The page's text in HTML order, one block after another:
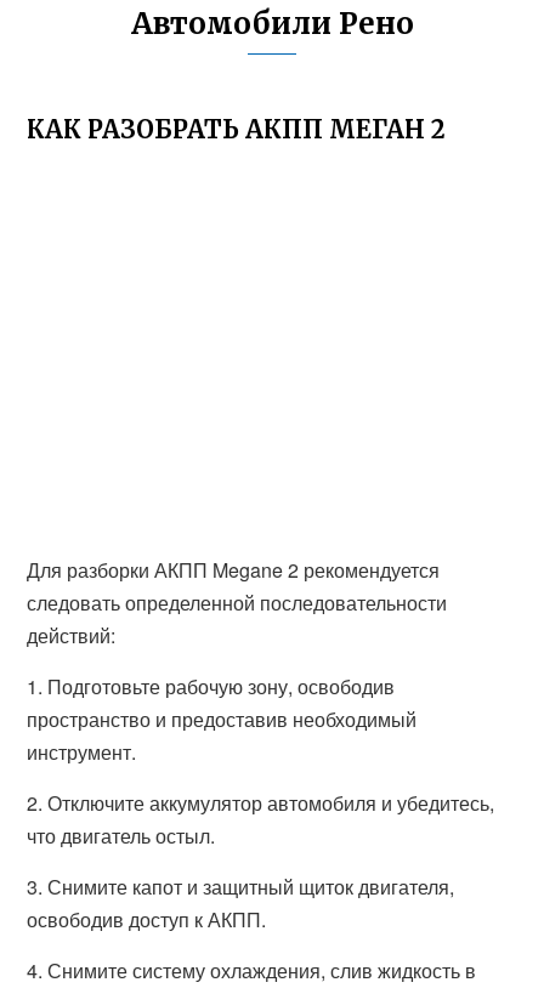
Автомобили Рено
КАК РАЗОБРАТЬ АКПП МЕГАН 2
Для разборки АКПП Megane 2 рекомендуется
следовать определенной последовательности
действий:
1. Подготовьте рабочую зону, освободив
пространство и предоставив необходимый
инструмент.
2. Отключите аккумулятор автомобиля и убедитесь,
что двигатель остыл.
3. Снимите капот и защитный щиток двигателя,
освободив доступ к АКПП.
4. Снимите систему охлаждения, слив жидкость в